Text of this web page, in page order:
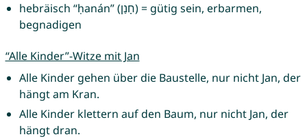
hebräisch “ḥanán” (חָנַן) = gütig sein, erbarmen,
begnadigen
“Alle Kinder”-Witze mit Jan
Alle Kinder gehen über die Baustelle, nur nicht Jan, der
hängt am Kran.
Alle Kinder klettern auf den Baum, nur nicht Jan, der
hängt dran.